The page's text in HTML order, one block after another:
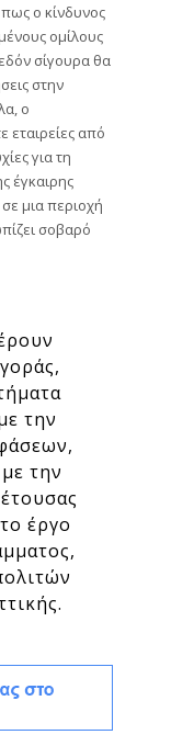
ο κίνδυνος
ομίλους
σίγουρα θα
στην
ο
εταιρείες από
για τη
έγκαιρης
μια περιοχή
σοβαρό
την
την
έργο